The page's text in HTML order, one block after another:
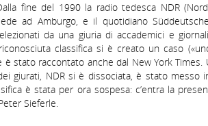
fine del 1990 la radio tedesca NDR
ad Amburgo, e il quotidiano
da una giuria di accademici e
classifica si è creato un caso
stato raccontato anche dal New York Times.
giurati, NDR si è dissociata, è stato messo
è stata per ora sospesa: c’entra la
Sieferle.